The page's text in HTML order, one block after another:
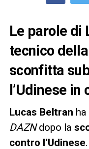
Le parole di
tecnico
sconfitta
l’Udinese in
Lucas Beltran
DAZNdopo la
contro l’Udinese